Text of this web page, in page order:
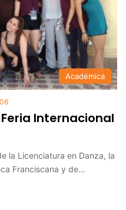
Académica
Internacional
la Licenciatura en Danza, la
Franciscana y de…